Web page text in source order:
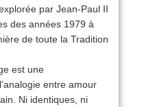
par Jean-Paul II
des années 1979 à
de toute la Tradition
est une
entre amour
Ni identiques, ni